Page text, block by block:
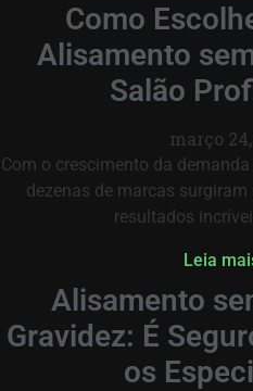
Como
Alisamento
Salão
março
Com o crescimento da
dezenas de marcas
resultados
Leia
Alisamento
Gravidez: É
os